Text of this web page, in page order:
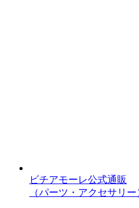
ビチアモーレ公式通販
（パーツ・アクセサリー